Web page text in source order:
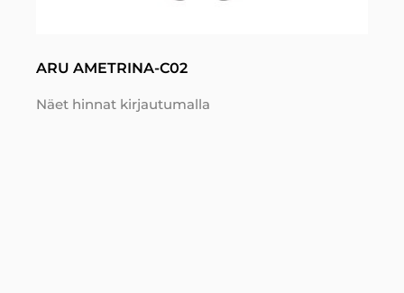
ARU AMETRINA-C02
Näet hinnat kirjautumalla